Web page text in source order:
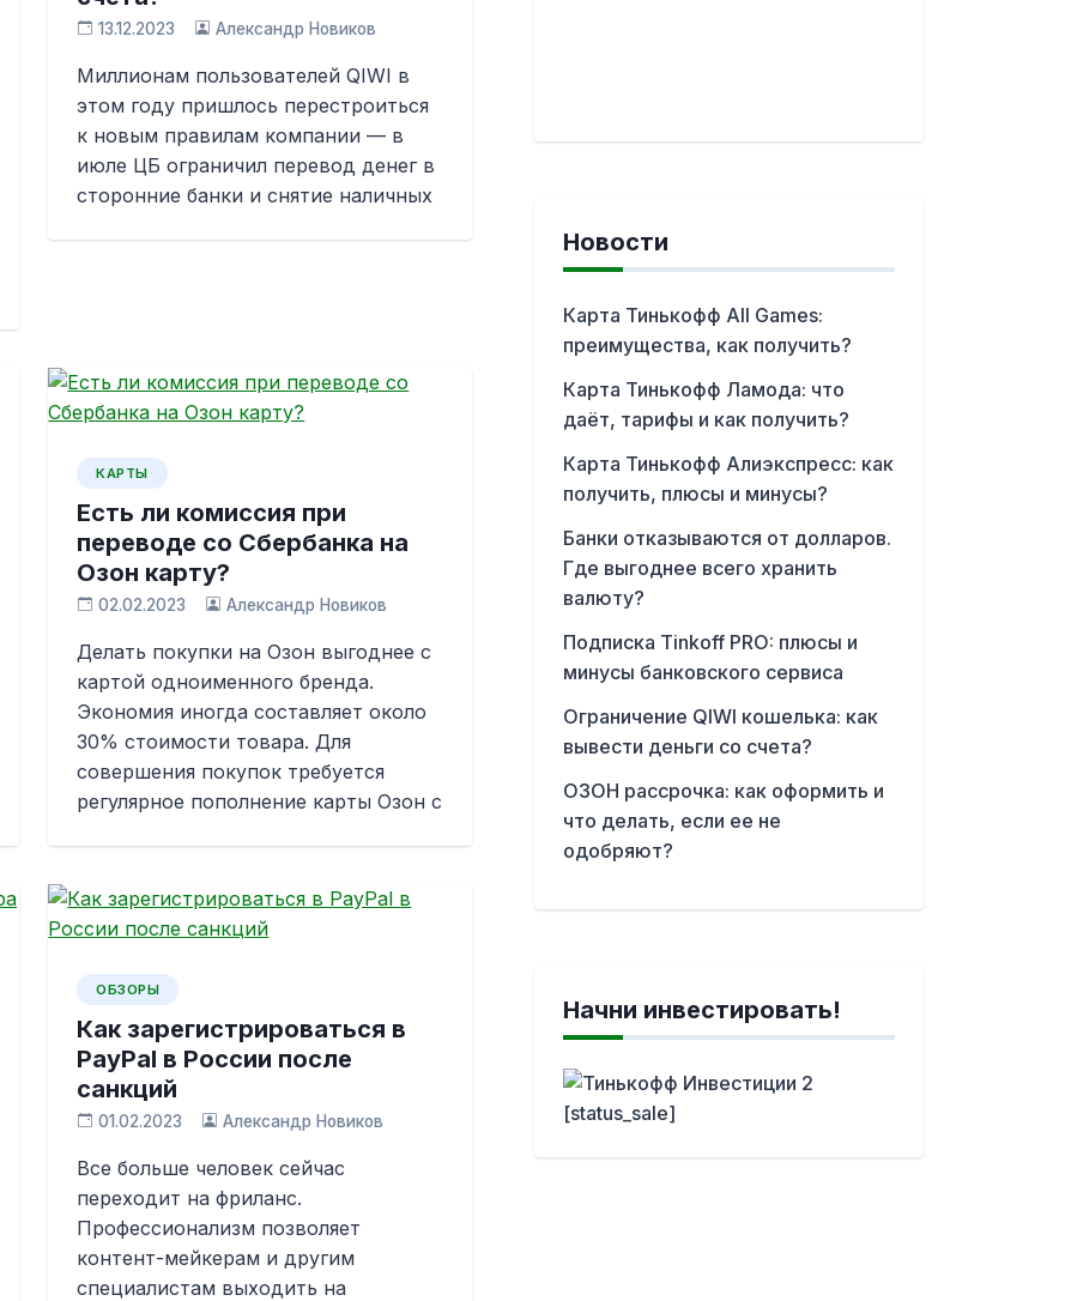
13.12.2023 Александр Новиков
Миллионам пользователей QIWI в
этом году пришлось перестроиться
к новым правилам компании — в
июле ЦБ ограничил перевод денег в
сторонние банки и снятие наличных
КАРТЫ
Есть ли комиссия при
переводе со Сбербанка на
Озон карту?
02.02.2023 Александр Новиков
Делать покупки на Озон выгоднее с
картой одноименного бренда.
Экономия иногда составляет около
30% стоимости товара. Для
совершения покупок требуется
регулярное пополнение карты Озон с
ОБЗОРЫ
Как зарегистрироваться в
PayPal в России после
санкций
01.02.2023 Александр Новиков
Все больше человек сейчас
переходит на фриланс.
Профессионализм позволяет
контент-мейкерам и другим
специалистам выходить на
Новости
Карта Тинькофф All Games:
преимущества, как получить?
Карта Тинькофф Ламода: что
даёт, тарифы и как получить?
Карта Тинькофф Алиэкспресс: как
получить, плюсы и минусы?
Банки отказываются от долларов.
Где выгоднее всего хранить
валюту?
Подписка Tinkoff PRO: плюсы и
минусы банковского сервиса
Ограничение QIWI кошелька: как
вывести деньги со счета?
ОЗОН рассрочка: как оформить и
что делать, если ее не
одобряют?
Начни инвестировать!